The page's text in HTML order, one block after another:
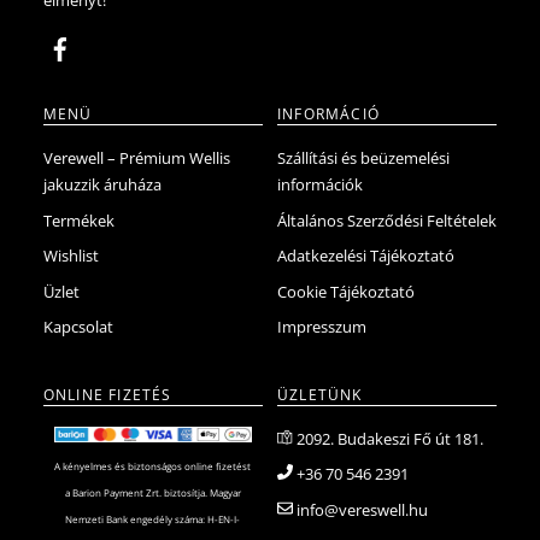
MENÜ
Verewell – Prémium Wellis
jakuzzik áruháza
Termékek
Wishlist
Üzlet
Kapcsolat
INFORMÁCIÓ
Szállítási és beüzemelési
információk
Általános Szerződési Feltételek
Adatkezelési Tájékoztató
Cookie Tájékoztató
Impresszum
ONLINE FIZETÉS
A kényelmes és biztonságos online fizetést
a Barion Payment Zrt. biztosítja. Magyar
Nemzeti Bank engedély száma: H-EN-I-
ÜZLETÜNK
2092. Budakeszi Fő út 181.
+36 70 546 2391
info@vereswell.hu